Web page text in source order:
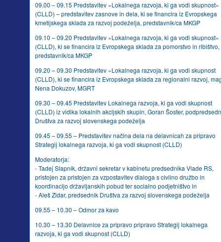
09.00 – 09.15 Predstavitev »Lokalnega razvoja, ki ga vodi skupnost«
(CLLD) – predstavitev zasnove in dela, ki se financira iz Evropskega
kmetijskega sklada za razvoj podeželja, predstavnik/ca MKGP
09.10 – 09.20 Predstavitev »Lokalnega razvoja, ki ga vodi skupnost«
(CLLD), ki se financira iz Evropskega sklada za pomorstvo in ribištvo,
predstavnik/ca MKGP
09.20 – 09.30 Predstavitev »Lokalnega razvoja, ki ga vodi skupnost
(CLLD), ki se financira iz Evropskega sklada za regionalni razvoj,
Nena Dokuzov, MGRT
09.30 – 09.45 Predstavitev Lokalnega razvoja, ki ga vodi skupnost
(CLLD) iz vidika lokalnih akcijskih skupin, Goran Šoster,
Društva za razvoj slovenskega podeželja
09.45 – 09.55 – Predstavitev načina dela na delavnicah za pripravo
Strategij lokalnega razvoja, ki ga vodi skupnost (CLLD)
Moderatorja:
- Tadej Slapnik, državni sekretar v kabinetu predsednika Vlade RS,
pristojen za pristojen za vzpostavitev dialoga s civilno družbo in
koordinacijo državljanskih pobud ter socialno podjetništvo in
- Aleš Zidar, predsednik Društva za razvoj slovenskega podeželja
09.55 – 10.30 – Odmor za kavo
10.30 – 13.30 Delavnice za pripravo pripravo Strategij lokalnega
razvoja, ki ga vodi skupnost (CLLD)